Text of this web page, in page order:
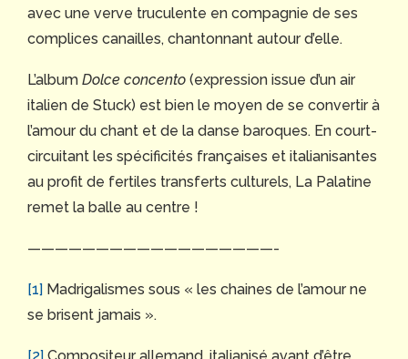
avec une verve truculente en compagnie de ses
complices canailles, chantonnant autour d’elle.
L’album Dolce concento (expression issue d’un air
italien de Stuck) est bien le moyen de se convertir à
l’amour du chant et de la danse baroques. En court-
circuitant les spécificités françaises et italianisantes
au profit de fertiles transferts culturels, La Palatine
remet la balle au centre !
——————————————————-
[1] Madrigalismes sous « les chaines de l’amour ne
se brisent jamais ».
[2] Compositeur allemand, italianisé avant d’être